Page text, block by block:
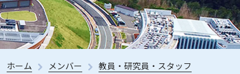
ホーム メンバー 教員・研究員・スタッフ